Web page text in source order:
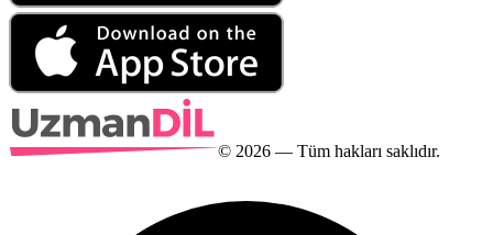
© 2026 — Tüm hakları saklıdır.